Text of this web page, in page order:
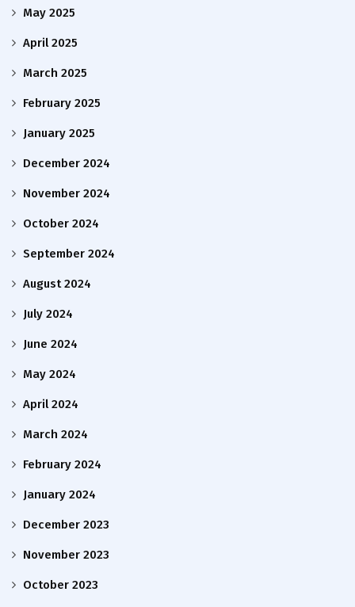
May 2025
April 2025
March 2025
February 2025
January 2025
December 2024
November 2024
October 2024
September 2024
August 2024
July 2024
June 2024
May 2024
April 2024
March 2024
February 2024
January 2024
December 2023
November 2023
October 2023